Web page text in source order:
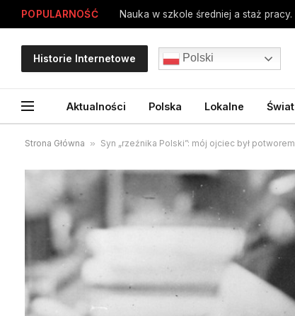
POPULARNOŚĆ
Historie Internetowe Polski
Aktualności Polska Lokalne Świat
Strona Główna » Syn „rzeźnika Polski”: mój ojciec był potworem